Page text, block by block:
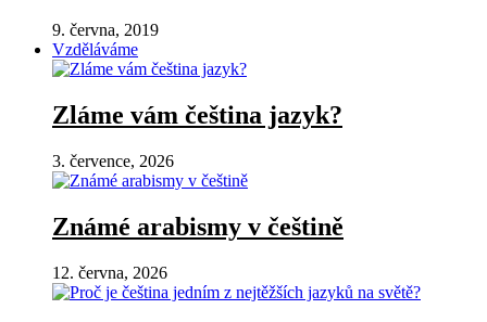
9. června, 2019
Vzděláváme
Zláme vám čeština jazyk?
3. července, 2026
Známé arabismy v češtině
12. června, 2026